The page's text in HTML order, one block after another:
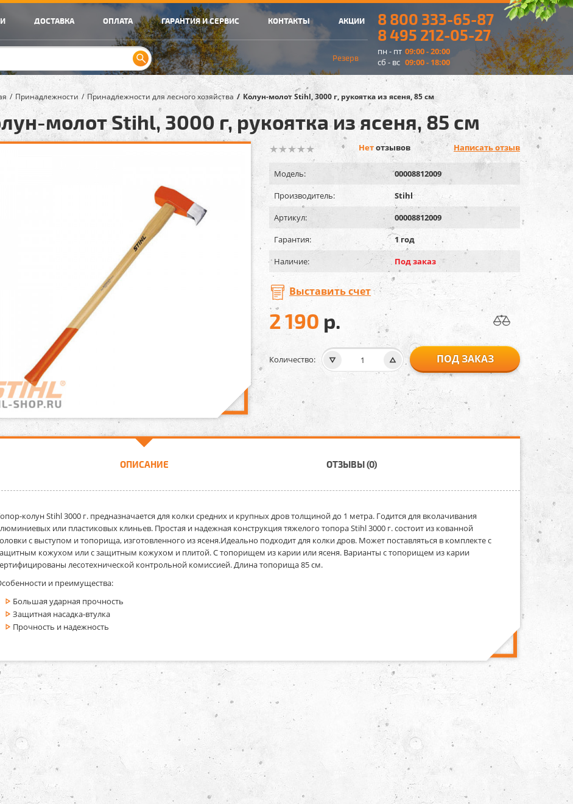
ДОСТАВКА ОПЛАТА ГАРАНТИЯ И СЕРВИС КОНТАКТЫ АКЦИИ
Резерв
8 800 333-65-87
8 495 212-05-27
пн - пт 09:00 - 20:00
сб - вс 09:00 - 18:00
Принадлежности Принадлежности для лесного хозяйства Колун-молот Stihl, 3000 г, рукоятка из ясеня, 85 см
молот Stihl, 3000 г, рукоятка из ясеня, 85 см
Нетотзывов Написать отзыв
Модель:
00008812009
Производитель:
Stihl
Артикул:
00008812009
Гарантия:
1 год
Наличие:
Под заказ
Выставить счет
2 190 р.
Количество: ПОД ЗАКАЗ
ОПИСАНИЕ ОТЗЫВЫ (0)
колун Stihl 3000 г. предназначается для колки средних и крупных дров толщиной до 1 метра. Годится для вколачивания
или пластиковых клиньев. Простая и надежная конструкция тяжелого топора Stihl 3000 г. состоит из кованной
с выступом и топорища, изготовленного из ясеня.Идеально подходит для колки дров. Может поставляться в комплекте с
кожухом или с защитным кожухом и плитой. С топорищем из карии или ясеня. Варианты с топорищем из карии
лесотехнической контрольной комиссией. Длина топорища 85 см.
и преимущества:
Большая ударная прочность
Защитная насадка-втулка
Прочность и надежность